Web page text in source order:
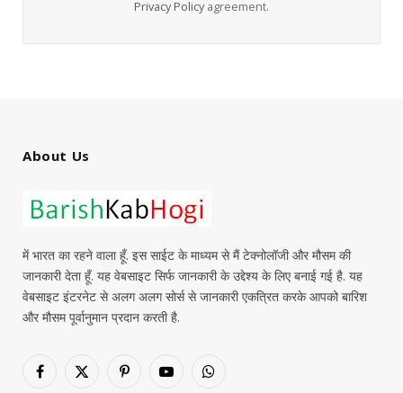
Privacy Policy agreement.
About Us
में भारत का रहने वाला हूँ. इस साईट के माध्यम से मैं टेक्नोलॉजी और मौसम की
जानकारी देता हूँ. यह वेबसाइट सिर्फ जानकारी के उद्देश्य के लिए बनाई गई है. यह
वेबसाइट इंटरनेट से अलग अलग सोर्स से जानकारी एकत्रित करके आपको बारिश
और मौसम पूर्वानुमान प्रदान करती है.
Facebook
X
PinterestYouTubeWhatsApp